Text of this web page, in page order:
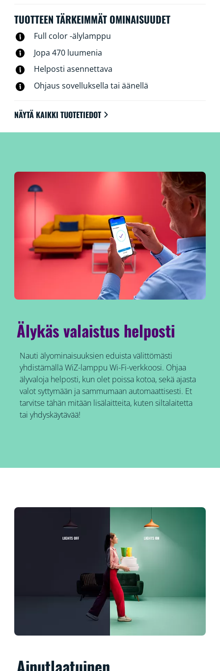
tai viikoittaisten rutiiniesi mukaan, ohjata valaistusta
myös poissa ollessasi. WiZ-valot voi yhdistää nykyiseen
Wi-Fi-verkkoosi ilman lisälaitteita.
TUOTTEEN TÄRKEIMMÄT OMINAISUUDET
Full color -älylamppu
Jopa 470 luumenia
Helposti asennettava
Ohjaus sovelluksella tai äänellä
NÄYTÄ KAIKKI TUOTETIEDOT
Älykäs valaistus helposti
Nauti älyominaisuuksien eduista välittömästi
yhdistämällä WiZ-lamppu Wi-Fi-verkkoosi. Ohjaa
älyvaloja helposti, kun olet poissa kotoa, sekä ajasta
valot syttymään ja sammumaan automaattisesti. Et
tarvitse tähän mitään lisälaitteita, kuten siltalaitetta
tai yhdyskäytävää!
Ainutlaatuinen